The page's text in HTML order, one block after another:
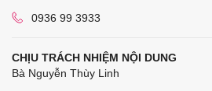
0936 99 3933
CHỊU TRÁCH NHIỆM NỘI DUNG
Bà Nguyễn Thùy Linh